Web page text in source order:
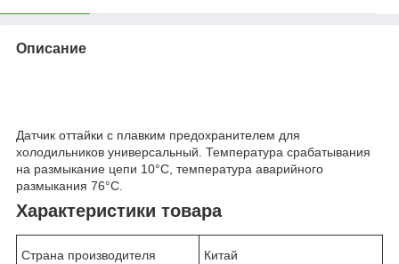
Описание
Датчик оттайки с плавким предохранителем для
холодильников универсальный. Температура срабатывания
на размыкание цепи 10°C, температура аварийного
размыкания 76°C.
Характеристики товара
Страна производителя Китай